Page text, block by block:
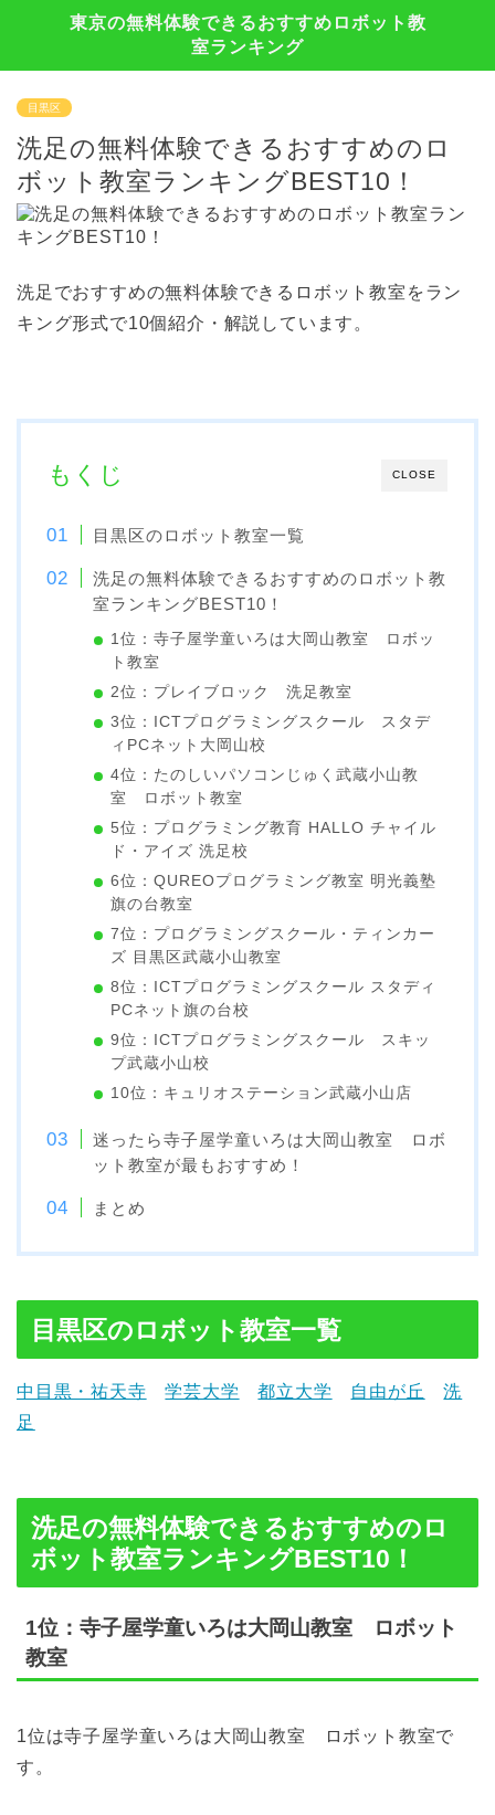
東京の無料体験できるおすすめロボット教
室ランキング
目黒区
洗足の無料体験できるおすすめのロ
ボット教室ランキングBEST10！
洗足でおすすめの無料体験できるロボット教室をラン
キング形式で10個紹介・解説しています。
CLOSE
もくじ
目黒区のロボット教室一覧
洗足の無料体験できるおすすめのロボット教
室ランキングBEST10！
1位：寺子屋学童いろは大岡山教室 ロボッ
ト教室
2位：プレイブロック 洗足教室
3位：ICTプログラミングスクール スタデ
ィPCネット大岡山校
4位：たのしいパソコンじゅく武蔵小山教
室 ロボット教室
5位：プログラミング教育 HALLO チャイル
ド・アイズ 洗足校
6位：QUREOプログラミング教室 明光義塾
旗の台教室
7位：プログラミングスクール・ティンカー
ズ 目黒区武蔵小山教室
8位：ICTプログラミングスクール スタディ
PCネット旗の台校
9位：ICTプログラミングスクール スキッ
プ武蔵小山校
10位：キュリオステーション武蔵小山店
迷ったら寺子屋学童いろは大岡山教室 ロボ
ット教室が最もおすすめ！
まとめ
目黒区のロボット教室一覧
中目黒・祐天寺 学芸大学 都立大学 自由が丘
洗
足
洗足の無料体験できるおすすめのロ
ボット教室ランキングBEST10！
1位：寺子屋学童いろは大岡山教室 ロボット
教室
1位は寺子屋学童いろは大岡山教室 ロボット教室で
す。